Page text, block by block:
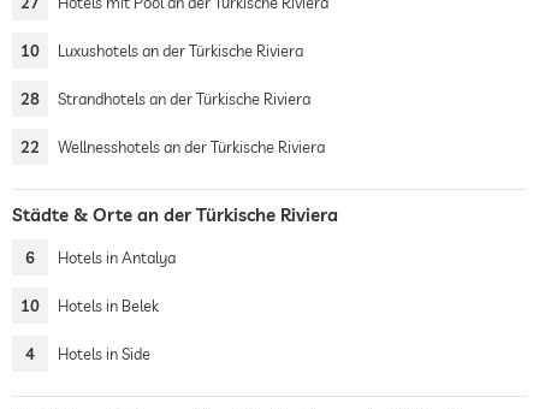
10 Luxushotels an der Türkische Riviera
28 Strandhotels an der Türkische Riviera
22 Wellnesshotels an der Türkische Riviera
Städte & Orte an der Türkische Riviera
6 Hotels in Antalya
10 Hotels in Belek
4 Hotels in Side